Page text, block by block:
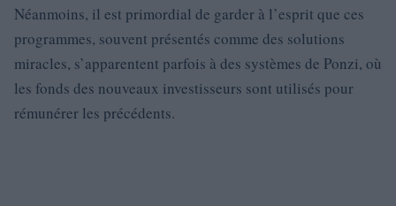
Néanmoins, il est primordial de garder à l’esprit que ces
programmes, souvent présentés comme des solutions
miracles, s’apparentent parfois à des systèmes de Ponzi, où
les fonds des nouveaux investisseurs sont utilisés pour
rémunérer les précédents.